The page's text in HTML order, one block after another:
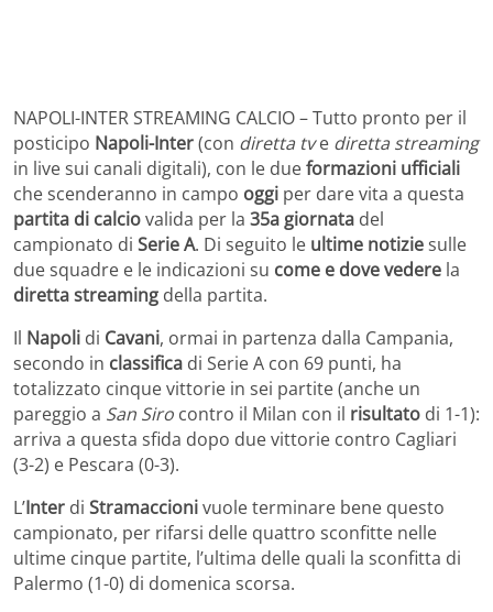
NAPOLI-INTER STREAMING CALCIO – Tutto pronto per il
posticipo Napoli-Inter(con diretta tve diretta streaming
in live sui canali digitali), con le dueformazioni ufficiali
che scenderanno in campo oggi per dare vita a questa
partita di calciovalida per la 35a giornata del
campionato di Serie A. Di seguito le ultime notiziesulle
due squadre e le indicazioni su come e dove vedere la
diretta streaming della partita.
Il Napoli di Cavani, ormai in partenza dalla Campania,
secondo in classifica di Serie A con 69 punti, ha
totalizzato cinque vittorie in sei partite (anche un
pareggio a San Siro contro il Milan con il risultato di 1-1):
arriva a questa sfida dopo due vittorie contro Cagliari
(3-2) e Pescara (0-3).
L’Inter di Stramaccionivuole terminare bene questo
campionato, per rifarsi delle quattro sconfitte nelle
ultime cinque partite, l’ultima delle quali la sconfitta di
Palermo (1-0) di domenica scorsa.